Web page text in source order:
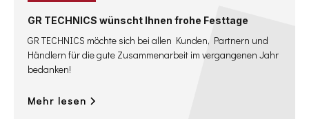
GR TECHNICS wünscht Ihnen frohe Festtage
GR TECHNICS möchte sich bei allen Kunden, Partnern und
Händlern für die gute Zusammenarbeit im vergangenen Jahr
bedanken!
Mehr lesen